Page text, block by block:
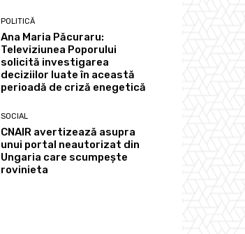
POLITICĂ
Ana Maria Păcuraru:
Televiziunea Poporului
solicită investigarea
deciziilor luate în această
perioadă de criză enegetică
SOCIAL
CNAIR avertizează asupra
unui portal neautorizat din
Ungaria care scumpește
rovinieta